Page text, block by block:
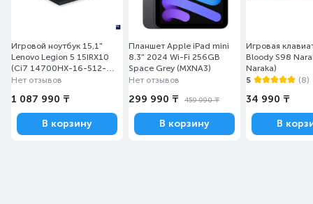
Игровой ноутбук 15,1"
Lenovo Legion 5 15IRX10
(Ci7 14700HX-16-512-
RTX5070 8-W)
Нет отзывов
1 087 990 ₸
В корзину
Планшет Apple iPad mini
8.3" 2024 Wi-Fi 256GB
Space Grey (MXNA3)
Нет отзывов
299 990 ₸ 459 990 ₸
В корзину
Игровая
Bloody S98
Naraka)
5
(8)
34 990 ₸
В